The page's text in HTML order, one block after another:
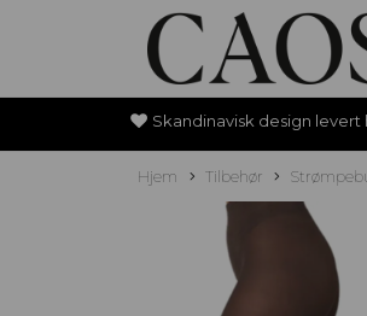
Skandinavisk design levert
Hjem Tilbehør